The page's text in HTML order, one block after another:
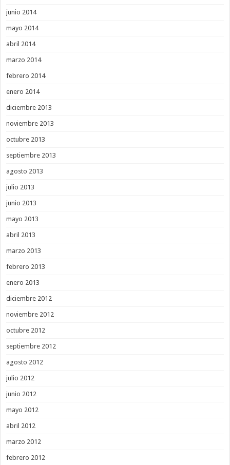
junio 2014
mayo 2014
abril 2014
marzo 2014
febrero 2014
enero 2014
diciembre 2013
noviembre 2013
octubre 2013
septiembre 2013
agosto 2013
julio 2013
junio 2013
mayo 2013
abril 2013
marzo 2013
febrero 2013
enero 2013
diciembre 2012
noviembre 2012
octubre 2012
septiembre 2012
agosto 2012
julio 2012
junio 2012
mayo 2012
abril 2012
marzo 2012
febrero 2012